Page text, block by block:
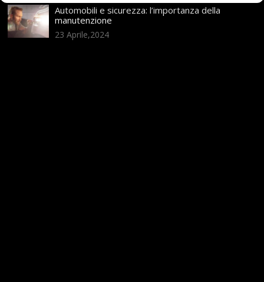
Automobili e sicurezza: l’importanza della
manutenzione
23 Aprile,2024